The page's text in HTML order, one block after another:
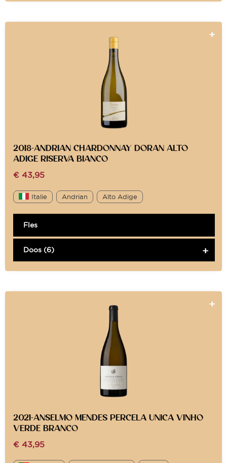
2018-ANDRIAN CHARDONNAY DORAN ALTO
ADIGE RISERVA BIANCO
€ 43,95
Italie Andrian Alto Adige
Fles
Doos (6)
2021-ANSELMO MENDES PERCELA UNICA VINHO
VERDE BRANCO
€ 43,95